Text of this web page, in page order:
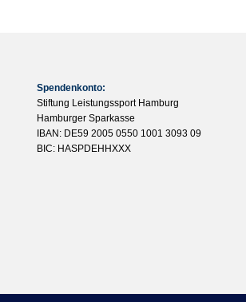
Spendenkonto:
Stiftung Leistungssport Hamburg
Hamburger Sparkasse
IBAN: DE59 2005 0550 1001 3093 09
BIC: HASPDEHHXXX